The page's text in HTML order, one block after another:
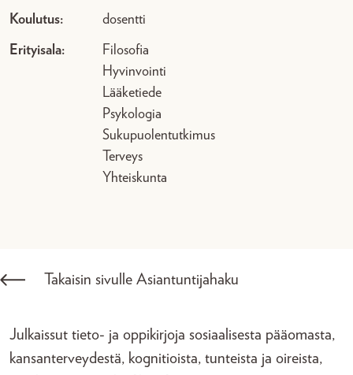
Koulutus: dosentti
Erityisala:
Filosofia
Hyvinvointi
Lääketiede
Psykologia
Sukupuolentutkimus
Terveys
Yhteiskunta
Takaisin sivulle Asiantuntijahaku
Julkaissut tieto- ja oppikirjoja sosiaalisesta pääomasta,
kansanterveydestä, kognitioista, tunteista ja oireista,